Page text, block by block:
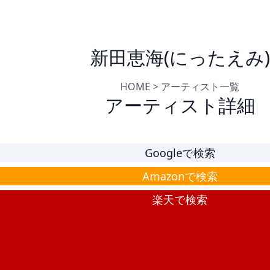
新田恵海(にったえみ)
HOME > アーティスト一覧
アーティスト詳細
Googleで検索
Amazonで検索
楽天で検索